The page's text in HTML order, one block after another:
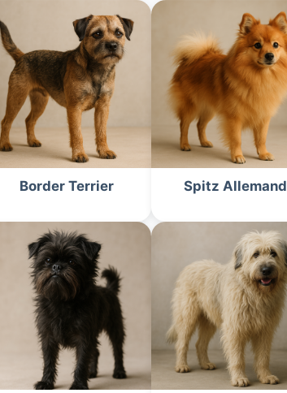
Border Terrier Spitz Allemand